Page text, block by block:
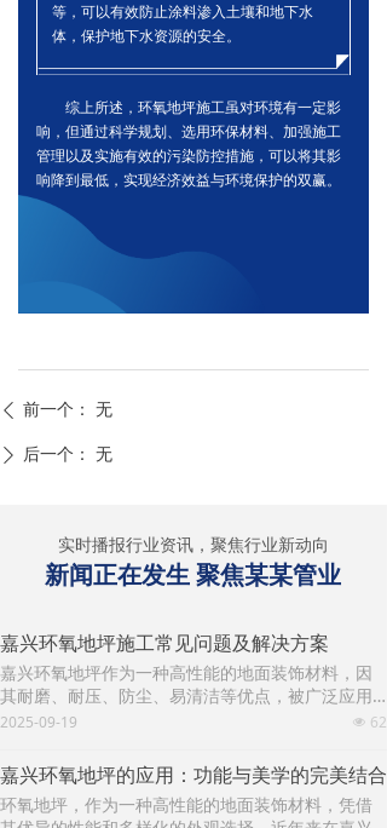
等，可以有效防止涂料渗入土壤和地下水
体，保护地下水资源的安全。
综上所述，环氧地坪施工虽对环境有一定影
响，但通过科学规划、选用环保材料、加强施工
管理以及实施有效的污染防控措施，可以将其影
响降到最低，实现经济效益与环境保护的双赢。
实时播报行业资讯，聚焦行业新动向
新闻正在发生 聚焦某某管业
嘉兴环氧地坪施工常见问题及解决方案
嘉兴环氧地坪作为一种高性能的地面装饰材料，因
其耐磨、耐压、防尘、易清洁等优点，被广泛应用
于工业厂房、仓库、停车场、医院、实验室等场
到各种问题，影响最终的质量和使用效果。本文将
详细分析环氧地坪施工中可能遇到的常见问题及其
解决方案。
넶 62
2025-09-19
嘉兴环氧地坪的应用：功能与美学的完美结合
环氧地坪，作为一种高性能的地面装饰材料，凭借
ꄴ 前一个： 无
ꄲ 后一个： 无